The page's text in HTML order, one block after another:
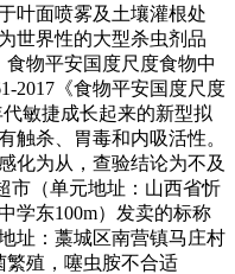
叶面喷雾及土壤灌根处
世界性的大型杀虫剂品
物平安国度尺度食物中
2017《食物平安国度尺度
敏捷成长起来的新型拟
触杀、胃毒和内吸活性。
化为从，查验结论为不及
市（单元地址：山西省忻
学东100m）发卖的标称
址：藁城区南营镇马庄村
繁殖，噻虫胺不合适